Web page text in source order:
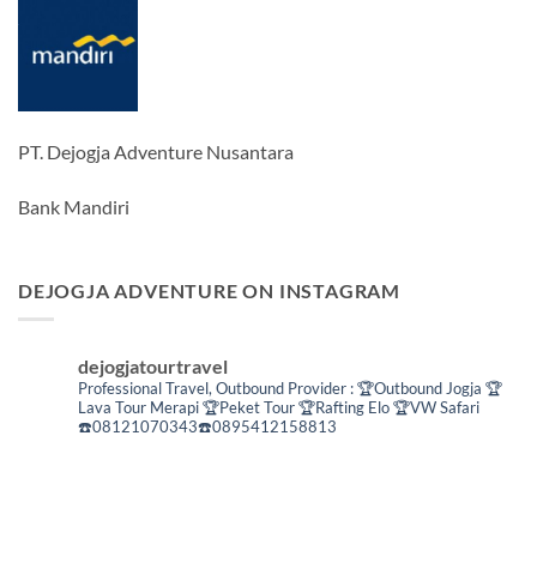
PT. Dejogja Adventure Nusantara
Bank Mandiri
DEJOGJA ADVENTURE ON INSTAGRAM
dejogjatourtravel
Professional Travel,Outbound Provider :🏆Outbound Jogja 🏆
Lava Tour Merapi🏆Peket Tour🏆Rafting Elo🏆VW Safari
☎️08121070343☎️0895412158813